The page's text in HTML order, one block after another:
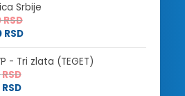
Srbije
RSD
RSD
- Tri zlata (TEGET)
RSD
RSD